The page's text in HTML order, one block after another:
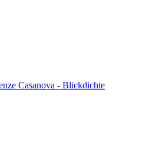
Casanova - Blickdichte